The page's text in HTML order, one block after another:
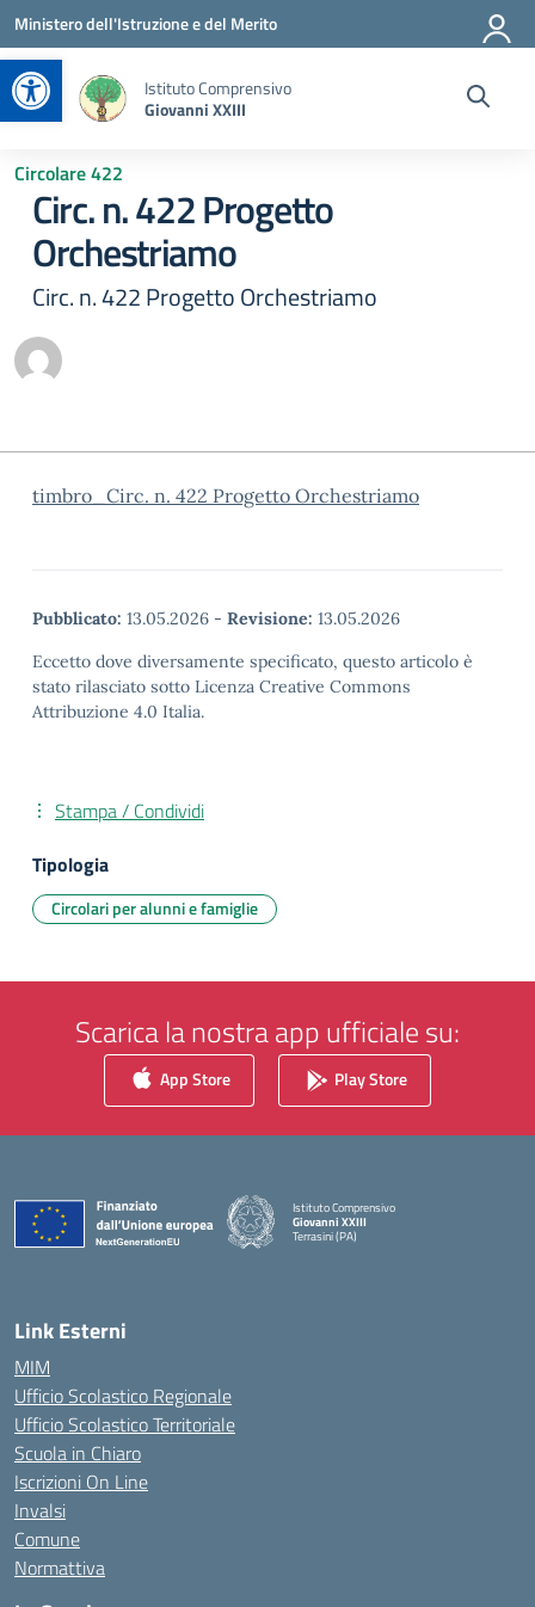
Apri la barra degli strumenti
Vai ai contenuti
Vai al menu di navigazione
Vai al footer
Ministero dell'Istruzione e del Merito
Istituto Comprensivo
Giovanni XXIII
Circolare 422
Circ. n. 422 Progetto
Orchestriamo
Circ. n. 422 Progetto Orchestriamo
timbro_Circ. n. 422 Progetto Orchestriamo
Pubblicato: 13.05.2026 - Revisione: 13.05.2026
Eccetto dove diversamente specificato, questo articolo è
stato rilasciato sotto Licenza Creative Commons
Attribuzione 4.0 Italia.
Stampa / Condividi
Tipologia
Circolari per alunni e famiglie
Scarica la nostra app ufficiale su:
App Store Play Store
Istituto Comprensivo
Giovanni XXIII
Terrasini (PA)
Link Esterni
MIM
Ufficio Scolastico Regionale
Ufficio Scolastico Territoriale
Scuola in Chiaro
Iscrizioni On Line
Invalsi
Comune
Normattiva